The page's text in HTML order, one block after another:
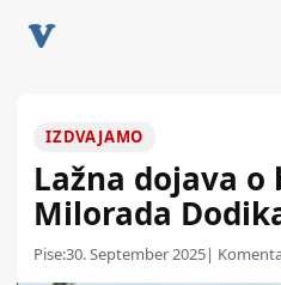
IZDVAJAMO
Lažna dojava
Milorada
Pise:30. September 2025|